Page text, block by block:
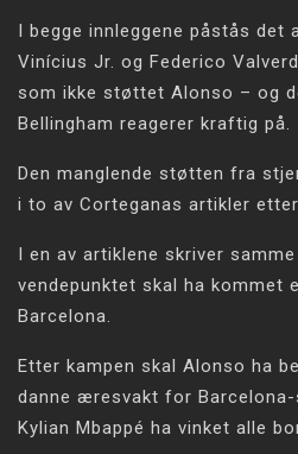
I begge innleggene påstås det
Vinícius Jr. og Federico
som ikke støttet Alonso – og
Bellingham reagerer kraftig på.
Den manglende støtten fra
i to av Corteganas artikler
I en av artiklene skriver
vendepunktet skal ha kommet
Barcelona.
Etter kampen skal Alonso ha
danne æresvakt for
Kylian Mbappé ha vinket alle